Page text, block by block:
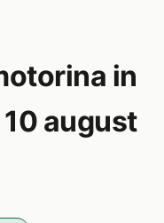
in
august